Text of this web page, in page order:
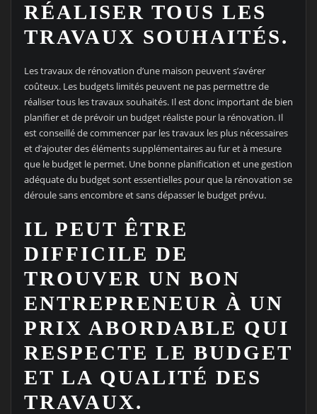
RÉALISER TOUS LES
TRAVAUX SOUHAITÉS.
Les travaux de rénovation d’une maison peuvent s’avérer
coûteux. Les budgets limités peuvent ne pas permettre de
réaliser tous les travaux souhaités. Il est donc important de bien
planifier et de prévoir un budget réaliste pour la rénovation. Il
est conseillé de commencer par les travaux les plus nécessaires
et d’ajouter des éléments supplémentaires au fur et à mesure
que le budget le permet. Une bonne planification et une gestion
adéquate du budget sont essentielles pour que la rénovation se
déroule sans encombre et sans dépasser le budget prévu.
IL PEUT ÊTRE
DIFFICILE DE
TROUVER UN BON
ENTREPRENEUR À UN
PRIX ABORDABLE QUI
RESPECTE LE BUDGET
ET LA QUALITÉ DES
TRAVAUX.